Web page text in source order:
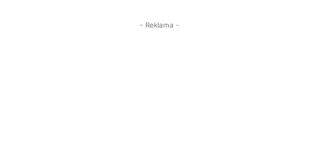
- Reklama -